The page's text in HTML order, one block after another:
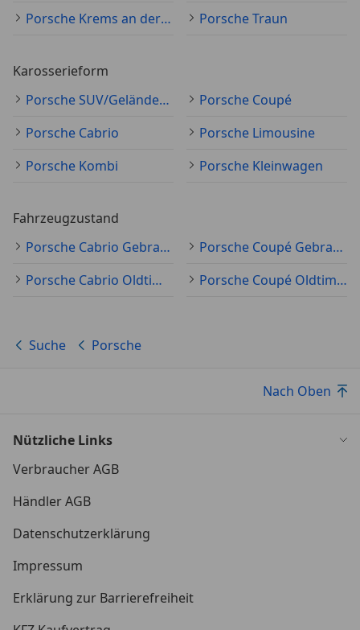
Porsche Krems an der Donau
Porsche Traun
Karosserieform
Porsche SUV/Geländewagen/Pickup
Porsche Coupé
Porsche Cabrio
Porsche Limousine
Porsche Kombi
Porsche Kleinwagen
Fahrzeugzustand
Porsche Cabrio Gebraucht
Porsche Coupé Gebraucht
Porsche Cabrio Oldtimer
Porsche Coupé Oldtimer
Suche Porsche
Nach Oben
Nützliche Links
Verbraucher AGB
Händler AGB
Datenschutzerklärung
Impressum
Erklärung zur Barrierefreiheit